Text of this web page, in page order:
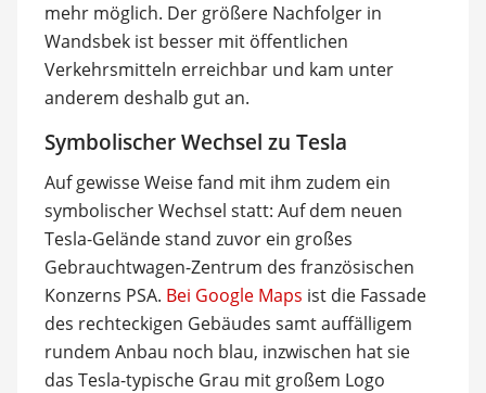
mehr möglich. Der größere Nachfolger in
Wandsbek ist besser mit öffentlichen
Verkehrsmitteln erreichbar und kam unter
anderem deshalb gut an.
Symbolischer Wechsel zu Tesla
Auf gewisse Weise fand mit ihm zudem ein
symbolischer Wechsel statt: Auf dem neuen
Tesla-Gelände stand zuvor ein großes
Gebrauchtwagen-Zentrum des französischen
Konzerns PSA. Bei Google Maps ist die Fassade
des rechteckigen Gebäudes samt auffälligem
rundem Anbau noch blau, inzwischen hat sie
das Tesla-typische Grau mit großem Logo